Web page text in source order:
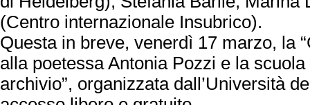
(Centro internazionale Insubrico).
Questa in breve, venerdì 17 marzo, la
alla poetessa Antonia Pozzi e la
archivio”, organizzata dall’Università